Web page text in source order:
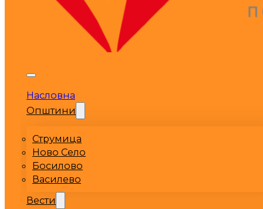
Насловна
Општини
Струмица
Ново Село
Босилово
Василево
Вести